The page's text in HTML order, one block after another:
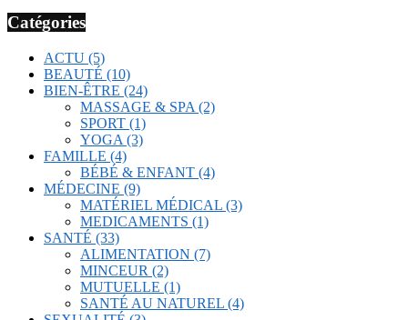
Catégories
ACTU (5)
BEAUTÉ (10)
BIEN-ÊTRE (24)
MASSAGE & SPA (2)
SPORT (1)
YOGA (3)
FAMILLE (4)
BÉBÉ & ENFANT (4)
MÉDECINE (9)
MATÉRIEL MÉDICAL (3)
MEDICAMENTS (1)
SANTÉ (33)
ALIMENTATION (7)
MINCEUR (2)
MUTUELLE (1)
SANTÉ AU NATUREL (4)